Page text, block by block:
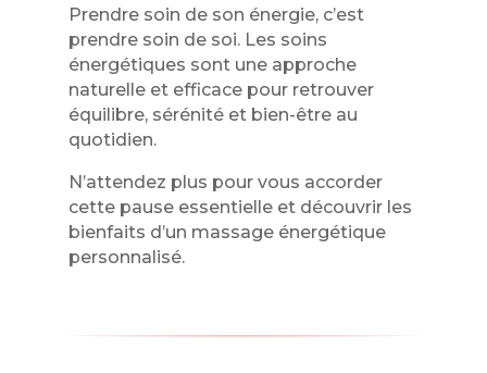
Prendre soin de son énergie, c’est
prendre soin de soi. Les soins
énergétiques sont une approche
naturelle et efficace pour retrouver
équilibre, sérénité et bien-être au
quotidien.
N’attendez plus pour vous accorder
cette pause essentielle et découvrir les
bienfaits d’un massage énergétique
personnalisé.